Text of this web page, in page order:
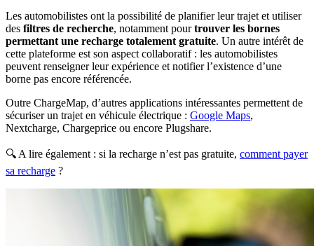
Les automobilistes ont la possibilité de planifier leur trajet et utiliser
des filtres de recherche, notamment pourtrouver les bornes
permettant une recharge totalement gratuite. Un autre intérêt de
cette plateforme est son aspect collaboratif : les automobilistes
peuvent renseigner leur expérience et notifier l’existence d’une
borne pas encore référencée.
Outre ChargeMap, d’autres applications intéressantes permettent de
sécuriser un trajet en véhicule électrique : Google Maps,
Nextcharge, Chargeprice ou encore Plugshare.
🔍 A lire également : si la recharge n’est pas gratuite, comment payer
sa recharge ?